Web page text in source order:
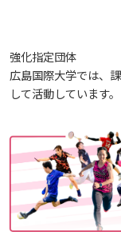
臨床教授制度
大学院実践
受講生授業ア
卒業生・進路
入学予定者
入学準備学
情報端末の
広国IPE用語集
ICTサポート
図書館概要
利用案内（
電子ブック
情報センター
東広島キャ
呉キャンパ
トレーニング
広国市民大学
広国市民大学
広国市民大学
大学見学・体
地域連携に関
強化指定団体
広島国際大学では、
して活動しています。
VOS
広島県内博物
障がい学生支
AEDの設置に
心理臨床セン
宿泊施設
施設紹介